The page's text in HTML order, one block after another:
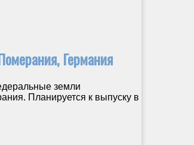
Германия
земли
Планируется к выпуску в